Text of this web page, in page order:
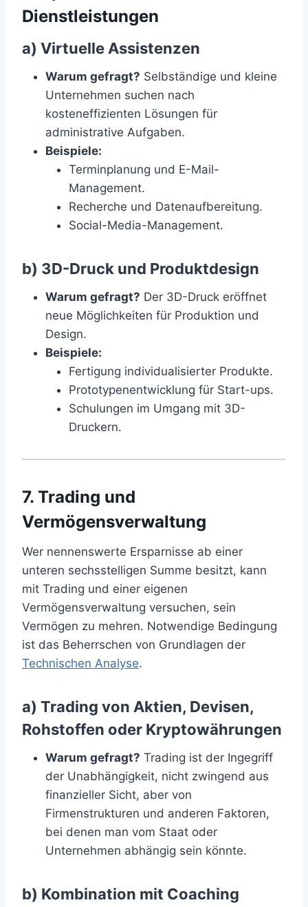
Dienstleistungen
a) Virtuelle Assistenzen
Warum gefragt? Selbständige und kleine
Unternehmen suchen nach
kosteneffizienten Lösungen für
administrative Aufgaben.
Beispiele:
Terminplanung und E-Mail-
Management.
Recherche und Datenaufbereitung.
Social-Media-Management.
b) 3D-Druck und Produktdesign
Warum gefragt? Der 3D-Druck eröffnet
neue Möglichkeiten für Produktion und
Design.
Beispiele:
Fertigung individualisierter Produkte.
Prototypenentwicklung für Start-ups.
Schulungen im Umgang mit 3D-
Druckern.
7. Trading und
Vermögensverwaltung
Wer nennenswerte Ersparnisse ab einer
unteren sechsstelligen Summe besitzt, kann
mit Trading und einer eigenen
Vermögensverwaltung versuchen, sein
Vermögen zu mehren. Notwendige Bedingung
ist das Beherrschen von Grundlagen der
Technischen Analyse.
a) Trading von Aktien, Devisen,
Rohstoffen oder Kryptowährungen
Warum gefragt? Trading ist der Ingegriff
der Unabhängigkeit, nicht zwingend aus
finanzieller Sicht, aber von
Firmenstrukturen und anderen Faktoren,
bei denen man vom Staat oder
Unternehmen abhängig sein könnte.
b) Kombination mit Coaching